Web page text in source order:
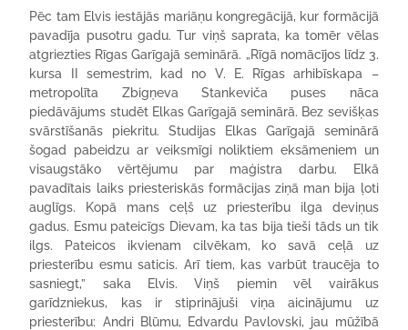
Pēc tam Elvis iestājās mariāņu kongregācijā, kur formācijā
pavadīja pusotru gadu. Tur viņš saprata, ka tomēr vēlas
atgriezties Rīgas Garīgajā seminārā. „Rīgā nomācījos līdz 3.
kursa II semestrim, kad no V. E. Rīgas arhibīskapa –
metropolīta Zbigņeva Stankeviča puses nāca
piedāvājums studēt Elkas Garīgajā seminārā. Bez sevišķas
svārstīšanās piekritu. Studijas Elkas Garīgajā seminārā
šogad pabeidzu ar veiksmīgi noliktiem eksāmeniem un
visaugstāko vērtējumu par maģistra darbu. Elkā
pavadītais laiks priesteriskās formācijas ziņā man bija ļoti
auglīgs. Kopā mans ceļš uz priesterību ilga deviņus
gadus. Esmu pateicīgs Dievam, ka tas bija tieši tāds un tik
ilgs. Pateicos ikvienam cilvēkam, ko savā ceļā uz
priesterību esmu saticis. Arī tiem, kas varbūt traucēja to
sasniegt,” saka Elvis. Viņš piemin vēl vairākus
garīdzniekus, kas ir stiprinājuši viņa aicinājumu uz
priesterību: Andri Blūmu, Edvardu Pavlovski, jau mūžībā